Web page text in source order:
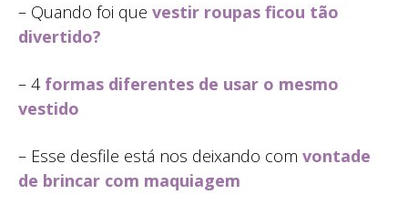
– Quando foi que vestir roupas ficou tão
divertido?
– 4 formas diferentes de usar o mesmo
vestido
– Esse desfile está nos deixando com vontade
de brincar com maquiagem